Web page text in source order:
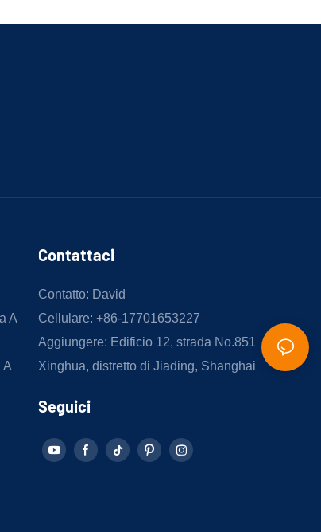
A
A
Contattaci
Contatto: David
Cellulare: +86-17701653227
Aggiungere: Edificio 12, strada No.851
Xinghua, distretto di Jiading, Shanghai
Seguici